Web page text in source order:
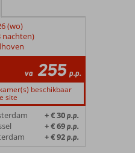
(wo)
nachten)
va 255 p.p.
beschikbaar
site
+ € 30p.p.
+ € 69p.p.
+ € 92p.p.